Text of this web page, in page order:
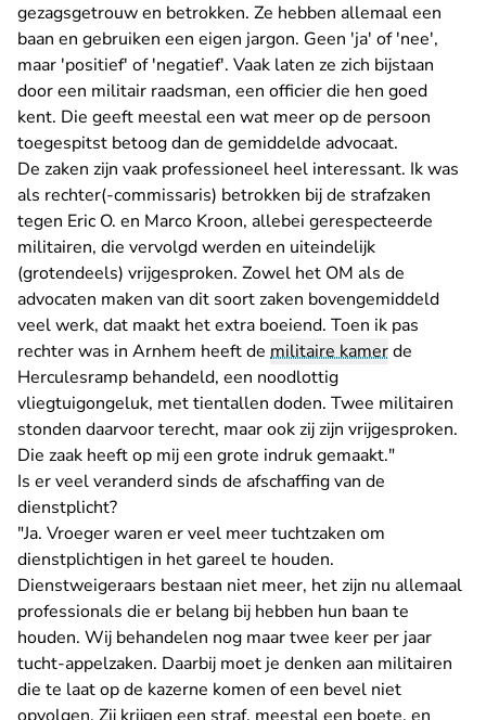
gezagsgetrouw en betrokken. Ze hebben allemaal een
baan en gebruiken een eigen jargon. Geen 'ja' of 'nee',
maar 'positief' of 'negatief'. Vaak laten ze zich bijstaan
door een militair raadsman, een officier die hen goed
kent. Die geeft meestal een wat meer op de persoon
toegespitst betoog dan de gemiddelde advocaat.
De zaken zijn vaak professioneel heel interessant. Ik was
als rechter(-commissaris) betrokken bij de strafzaken
tegen Eric O. en Marco Kroon, allebei gerespecteerde
militairen, die vervolgd werden en uiteindelijk
(grotendeels) vrijgesproken. Zowel het OM als de
advocaten maken van dit soort zaken bovengemiddeld
veel werk, dat maakt het extra boeiend. Toen ik pas
rechter was in Arnhem heeft de militaire kamerde
Herculesramp behandeld, een noodlottig
vliegtuigongeluk, met tientallen doden. Twee militairen
stonden daarvoor terecht, maar ook zij zijn vrijgesproken.
Die zaak heeft op mij een grote indruk gemaakt."
Is er veel veranderd sinds de afschaffing van de
dienstplicht?
"Ja. Vroeger waren er veel meer tuchtzaken om
dienstplichtigen in het gareel te houden.
Dienstweigeraars bestaan niet meer, het zijn nu allemaal
professionals die er belang bij hebben hun baan te
houden. Wij behandelen nog maar twee keer per jaar
tucht-appelzaken. Daarbij moet je denken aan militairen
die te laat op de kazerne komen of een bevel niet